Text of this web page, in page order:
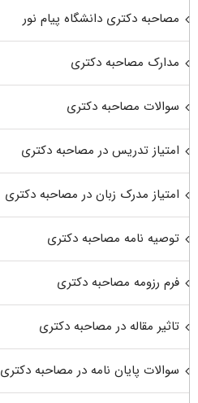
مصاحبه دکتری دانشگاه پیام نور
مدارک مصاحبه دکتری
سوالات مصاحبه دکتری
امتیاز تدریس در مصاحبه دکتری
امتیاز مدرک زبان در مصاحبه دکتری
توصیه نامه مصاحبه دکتری
فرم رزومه مصاحبه دکتری
تاثیر مقاله در مصاحبه دکتری
سوالات پایان نامه در مصاحبه دکتری